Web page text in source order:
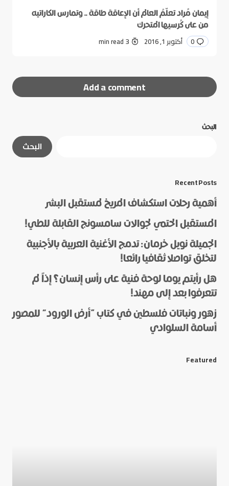
إيمان مُراد تعلّمُ العالم أن الإعاقة طاقة .. وتمارس الكاراتيه
من على كُرسيها المتحرك
0 أكتوبر 1, 2016 3 min read
Add a comment
الحقول الإلزامية
Name
*
E-mail
*
البحث
البحث
Recent Posts
أهمية رحلات استكشاف المريخ لمستقبل البشر
المستقبل الحتمي لجوالات سامسونج القابلة للطي!
الجميلة نويل خرمان: تدمج الأغنية العربية بالأجنبية
لتخلق تواصلا ثقافيا رائعا!
هل رأيتم يوما لوحة فنية على رأس إنسان؟ إذاً لم
تتعرفوا بعد إلى مهند!
زهور ونباتات فلسطين في كتاب “أرض الورود” للمصور
أسامة السلوادي
Featured